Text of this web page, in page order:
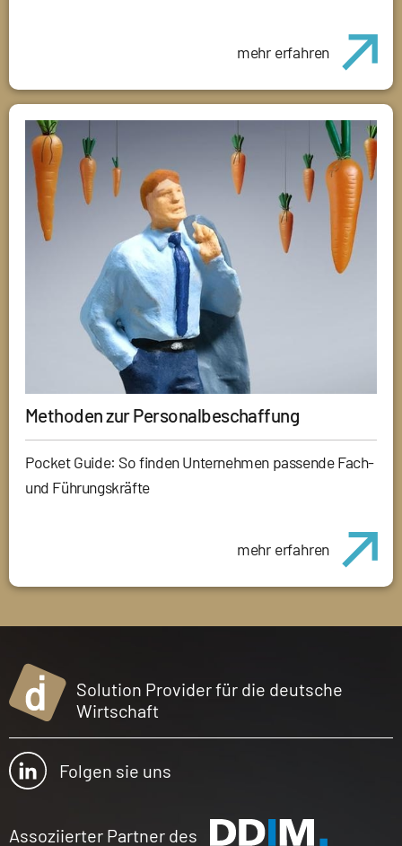
mehr erfahren
Methoden zur Personalbeschaffung
Pocket Guide: So finden Unternehmen passende Fach-
und Führungskräfte
mehr erfahren
Solution Provider für die deutsche
Wirtschaft
Folgen sie uns
Assoziierter Partner des